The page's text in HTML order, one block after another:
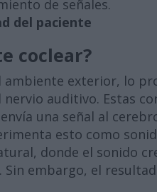
de señales.
del paciente
coclear?
exterior, lo
auditivo. Estas
una señal al
esto como
donde el sonido
embargo, el